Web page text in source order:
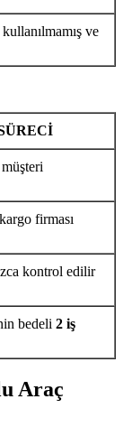
ve
firması
kontrol edilir
bedeli 2 iş
Araç